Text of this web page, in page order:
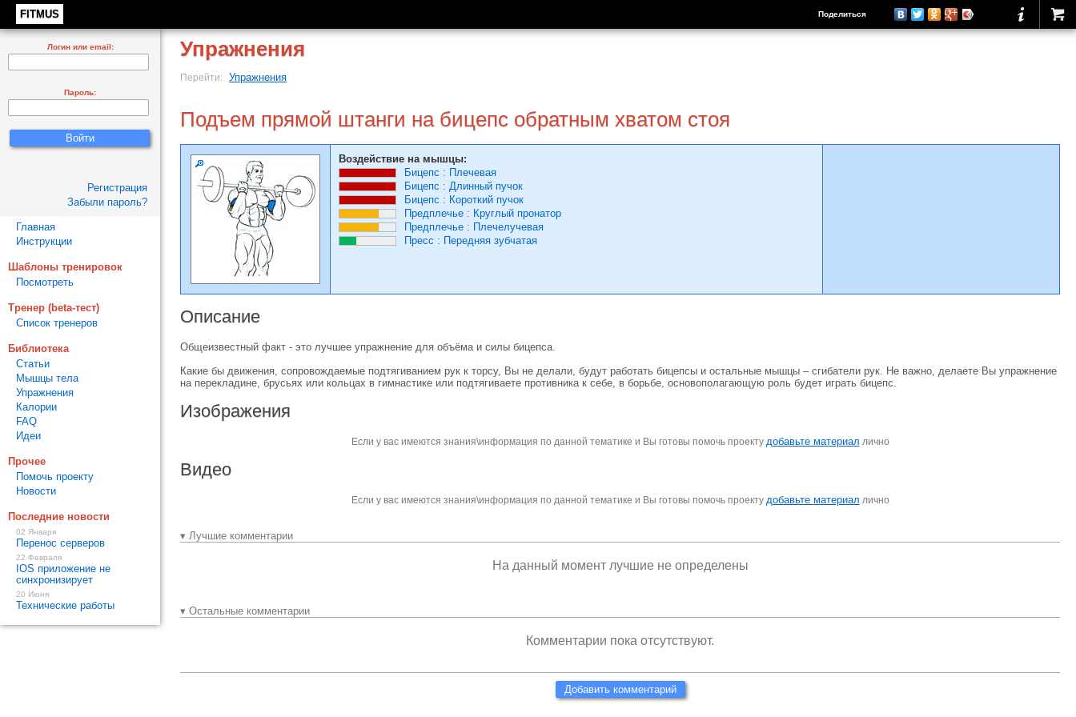
FITMUS Поделиться
Упражнения
Перейти: Упражнения
Подъем прямой штанги на бицепс обратным хватом стоя
Воздействие на мышцы:
Бицепс : Плечевая
Бицепс : Длинный пучок
Бицепс : Короткий пучок
Предплечье : Круглый пронатор
Предплечье : Плечелучевая
Пресс : Передняя зубчатая
Описание
Общеизвестный факт - это лучшее упражнение для объёма и силы бицепса.
Какие бы движения, сопровождаемые подтягиванием рук к торсу, Вы не делали, будут работать бицепсы и остальные мышцы – сгибатели рук. Не важно, делаете Вы упражнение
на перекладине, брусьях или кольцах в гимнастике или подтягиваете противника к себе, в борьбе, основополагающую роль будет играть бицепс.
Изображения
Если у вас имеются знания\информация по данной тематике и Вы готовы помочь проекту добавьте материал лично
Видео
Если у вас имеются знания\информация по данной тематике и Вы готовы помочь проекту добавьте материал лично
▾ Лучшие комментарии
На данный момент лучшие не определены
▾ Остальные комментарии
Комментарии пока отсутствуют.
Добавить комментарий
Логин или email:
Пароль:
Регистрация
Забыли пароль?
Главная
Инструкции
Шаблоны тренировок
Посмотреть
Тренер (beta-тест)
Список тренеров
Библиотека
Статьи
Мышцы тела
Упражнения
Калории
FAQ
Идеи
Прочее
Помочь проекту
Новости
Последние новости
02 Января
Перенос серверов
22 Февраля
IOS приложение не
синхронизирует
20 Июня
Технические работы